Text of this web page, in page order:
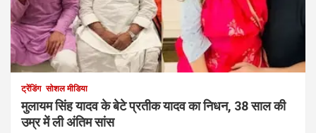
ट्रेंडिंग सोशल मीडिया
मुलायम सिंह यादव के बेटे प्रतीक यादव का निधन, 38 साल की
उम्र में ली अंतिम सांस